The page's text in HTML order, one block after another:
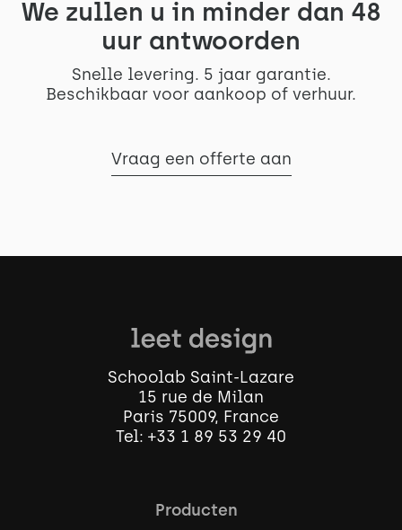
We zullen u in minder dan 48
uur antwoorden
Snelle levering. 5 jaar garantie.
Beschikbaar voor aankoop of verhuur.
Vraag een offerte aan
Schoolab Saint-Lazare
15 rue de Milan
Paris 75009, France
Tel: +33 1 89 53 29 40
Producten